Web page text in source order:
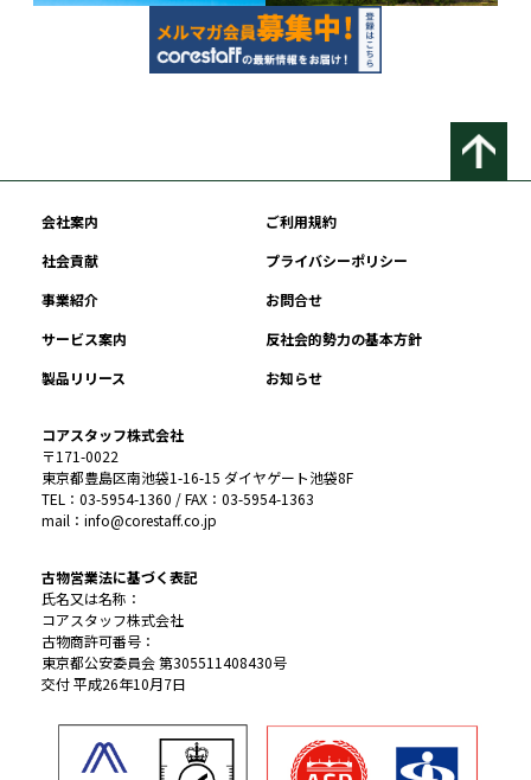
会社案内
ご利用規約
社会貢献
プライバシーポリシー
事業紹介
お問合せ
サービス案内
反社会的勢力の基本方針
製品リリース
お知らせ
コアスタッフ株式会社
〒171-0022
東京都豊島区南池袋1-16-15 ダイヤゲート池袋8F
TEL：03-5954-1360 / FAX：03-5954-1363
mail：info@corestaff.co.jp
古物営業法に基づく表記
氏名又は名称：
コアスタッフ株式会社
古物商許可番号：
東京都公安委員会 第305511408430号
交付 平成26年10月7日